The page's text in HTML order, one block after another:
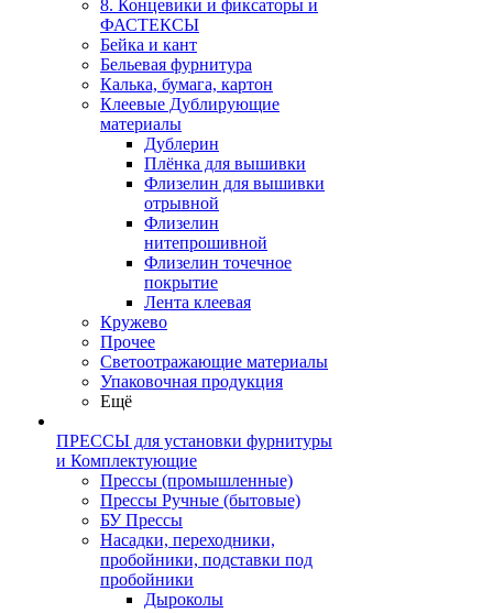
8. Концевики и фиксаторы и
ФАСТЕКСЫ
Бейка и кант
Бельевая фурнитура
Калька, бумага, картон
Клеевые Дублирующие
материалы
Дублерин
Плёнка для вышивки
Флизелин для вышивки
отрывной
Флизелин
нитепрошивной
Флизелин точечное
покрытие
Лента клеевая
Кружево
Прочее
Светоотражающие материалы
Упаковочная продукция
Ещё
ПРЕССЫ для установки фурнитуры
и Комплектующие
Прессы (промышленные)
Прессы Ручные (бытовые)
БУ Прессы
Насадки, переходники,
пробойники, подставки под
пробойники
Дыроколы